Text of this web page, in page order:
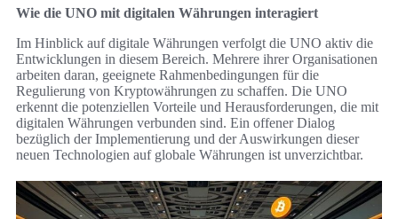
Wie die UNO mit digitalen Währungen interagiert
Im Hinblick auf digitale Währungen verfolgt die UNO aktiv die
Entwicklungen in diesem Bereich. Mehrere ihrer Organisationen
arbeiten daran, geeignete Rahmenbedingungen für die
Regulierung von Kryptowährungen zu schaffen. Die UNO
erkennt die potenziellen Vorteile und Herausforderungen, die mit
digitalen Währungen verbunden sind. Ein offener Dialog
bezüglich der Implementierung und der Auswirkungen dieser
neuen Technologien auf globale Währungen ist unverzichtbar.